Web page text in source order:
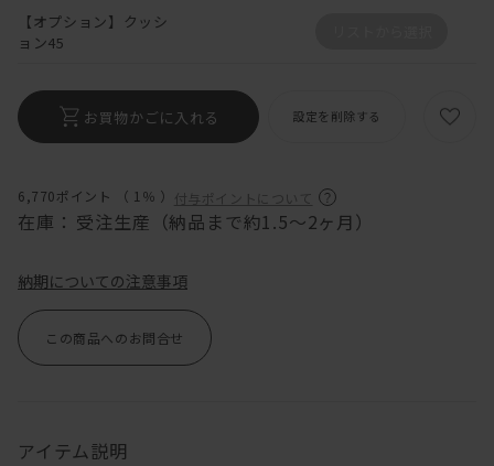
6,770ポイント （ 1％ ） 付与ポイントについて
在庫： 受注生産（納品まで約1.5～2ヶ月）
【オプション】クッシ
ョン45
お買物かごに入れる 設定を削除する
納期についての注意事項
この商品へのお問合せ
アイテム説明